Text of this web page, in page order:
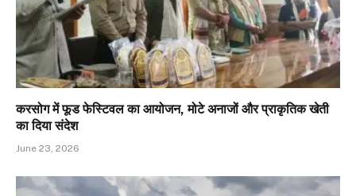
करसोग में फूड फेस्टिवल का आयोजन, मोटे अनाजों और प्राकृतिक खेती
का दिया संदेश
June 23, 2026